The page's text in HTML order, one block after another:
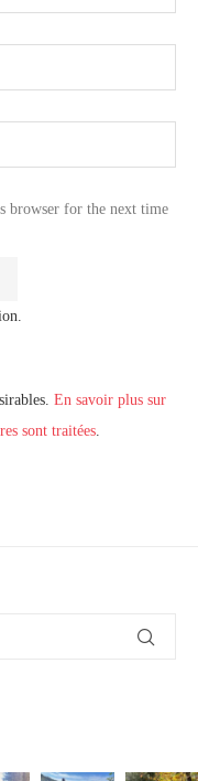
browser for the next time
En savoir plus sur
sont traitées.